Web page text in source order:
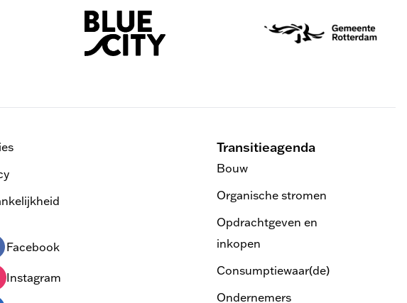
Facebook
Instagram
Transitieagenda
Bouw
Organische stromen
Opdrachtgeven en
inkopen
Consumptiewaar(de)
Ondernemers